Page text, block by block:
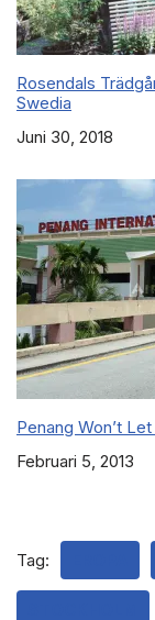
Rosendals
Swedia
Juni 30, 2018
Penang Won’t
Februari 5, 2013
Tag: